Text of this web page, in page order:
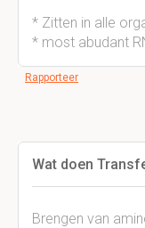
* Zitten in alle
* most abudant
Rapporteer
Wat doen
Brengen van